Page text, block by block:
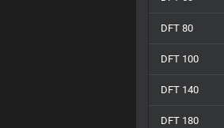
DFT 80
DFT 100
DFT 140
DFT 180